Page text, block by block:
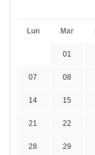
Lun Mar
01
07 08
14 15
21 22
28 29